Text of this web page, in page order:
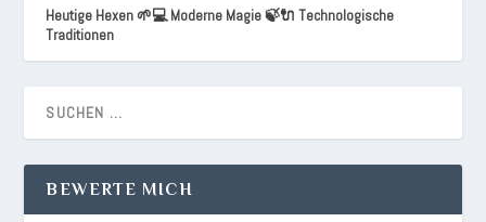
Heutige Hexen 🌱💻 Moderne Magie 🍃🔌 Technologische
Traditionen
BEWERTE MICH